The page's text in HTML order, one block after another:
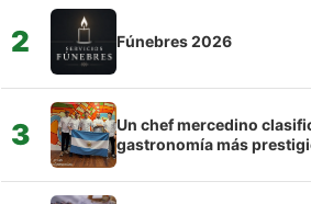
2 Fúnebres 2026
3
Un chef mercedino
gastronomía más